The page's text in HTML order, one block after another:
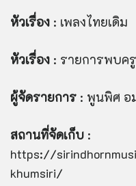
หัวเรื่อง : เพลงไทยเดิม
หัวเรื่อง : รายการพบค
ผู้จัดรายการ : พูนพิศ อ
สถานที่จัดเก็บ :
https://
khumsiri/